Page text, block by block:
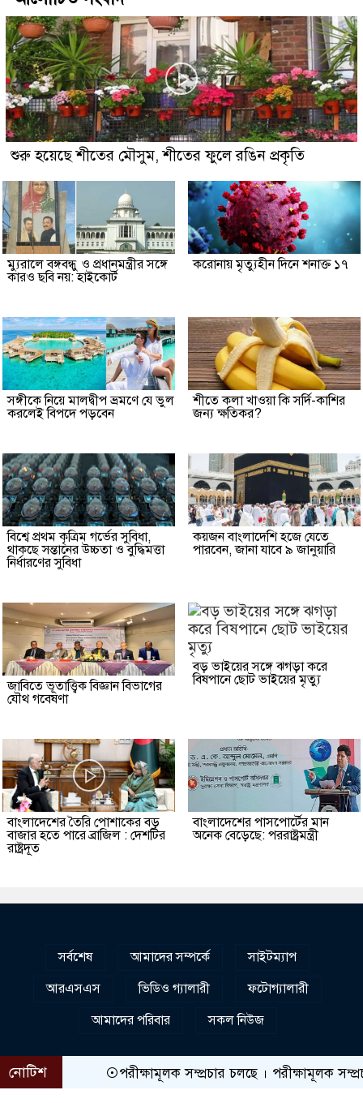
শুরু হয়েছে শীতের মৌসুম, শীতের ফুলে রঙিন প্রকৃতি
ম্যুরালে বঙ্গবন্ধু ও প্রধানমন্ত্রীর সঙ্গে
কারও ছবি নয়: হাইকোর্ট
করোনায় মৃত্যুহীন দিনে শনাক্ত ১৭
সঙ্গীকে নিয়ে মালদ্বীপ ভ্রমণে যে ভুল
করলেই বিপদে পড়বেন
শীতে কলা খাওয়া কি সর্দি-কাশির
জন্য ক্ষতিকর?
বিশ্বে প্রথম কৃত্রিম গর্ভের সুবিধা,
থাকছে সন্তানের উচ্চতা ও বুদ্ধিমত্তা
নির্ধারণের সুবিধা
কয়জন বাংলাদেশি হজে যেতে
পারবেন, জানা যাবে ৯ জানুয়ারি
জাবিতে ভূতাত্ত্বিক বিজ্ঞান বিভাগের
যৌথ গবেষণা
বড় ভাইয়ের সঙ্গে ঝগড়া করে
বিষপানে ছোট ভাইয়ের মৃত্যু
বাংলাদেশের তৈরি পোশাকের বড়
বাজার হতে পারে ব্রাজিল : দেশটির
রাষ্ট্রদূত
বাংলাদেশের পাসপোর্টের মান
অনেক বেড়েছে: পররাষ্ট্রমন্ত্রী
সর্বশেষ আমাদের সম্পর্কে
সাইটম্যাপ
আরএসএস
ভিডিও গ্যালারী
ফটোগ্যালারী
আমাদের পরিবার
সকল নিউজ
নোটিশ পরীক্ষামূলক সম্প্রচার চলছে । পরীক্ষামূলক সম্প্রচার